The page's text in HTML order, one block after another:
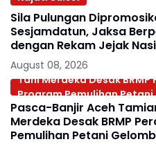
Sila Pulungan
Sesjamdatun, Jaksa
dengan Rekam Jejak
Internasional
August 08, 2026
Tani Merdeka Desak
Program Pemulihan
Pasca-Banjir Aceh
Merdeka Desak BRMP
Pemulihan Petani